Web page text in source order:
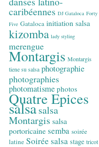
caribéennes DJ Gataloca Forty
Five Gataloca initiation salsa
kizomba lady styling
merengue
Montargis Montargis
tiene su salsa photographie
photographies
photomatisme photos
Quatre Epices
salsasalsa
Montargis salsa
portoricainesemba soirée
latine Soirée salsa stage tricot